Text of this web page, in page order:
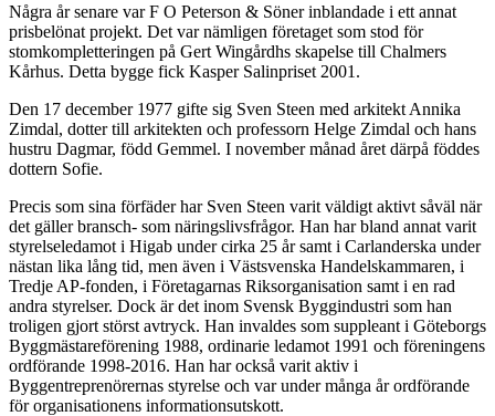
Några år senare var F O Peterson & Söner inblandade i ett annat
prisbelönat projekt. Det var nämligen företaget som stod för
stomkompletteringen på Gert Wingårdhs skapelse till Chalmers
Kårhus. Detta bygge fick Kasper Salinpriset 2001.
Den 17 december 1977 gifte sig Sven Steen med arkitekt Annika
Zimdal, dotter till arkitekten och professorn Helge Zimdal och hans
hustru Dagmar, född Gemmel. I november månad året därpå föddes
dottern Sofie.
Precis som sina förfäder har Sven Steen varit väldigt aktivt såväl när
det gäller bransch- som näringslivsfrågor. Han har bland annat varit
styrelseledamot i Higab under cirka 25 år samt i Carlanderska under
nästan lika lång tid, men även i Västsvenska Handelskammaren, i
Tredje AP-fonden, i Företagarnas Riksorganisation samt i en rad
andra styrelser. Dock är det inom Svensk Byggindustri som han
troligen gjort störst avtryck. Han invaldes som suppleant i Göteborgs
Byggmästareförening 1988, ordinarie ledamot 1991 och föreningens
ordförande 1998-2016. Han har också varit aktiv i
Byggentreprenörernas styrelse och var under många år ordförande
för organisationens informationsutskott.